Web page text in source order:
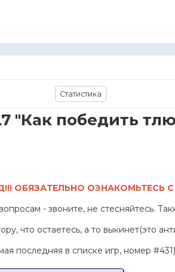
Статистика
"Как победить
ОБЯЗАТЕЛЬНО ОЗНАКОМЬТЕСЬ
- звоните, не стесняйтесь.
что остаетесь, а то выкинет(это
последняя в списке игр, номер